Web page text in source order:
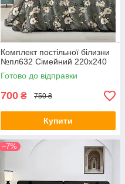
Комплект постільної білизни
№пл632 Сімейний 220х240
Готово до відправки
700 ₴ 750 ₴
Купити
–7%